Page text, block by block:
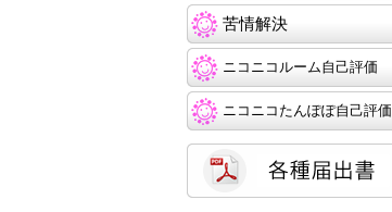
苦情解決
ニコニコルーム自己評価
ニコニコたんぽぽ自己評価